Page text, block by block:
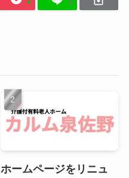
ホームページをリニュ